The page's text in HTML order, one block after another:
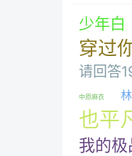
少年白
穿过
请回答
中原麻衣
也平
我的